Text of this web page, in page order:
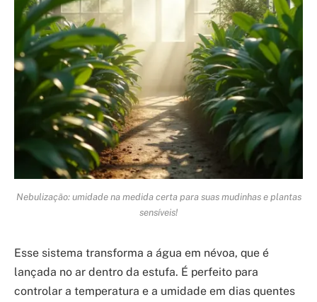
Nebulização: umidade na medida certa para suas mudinhas e plantas
sensíveis!
Esse sistema transforma a água em névoa, que é
lançada no ar dentro da estufa. É perfeito para
controlar a temperatura e a umidade em dias quentes